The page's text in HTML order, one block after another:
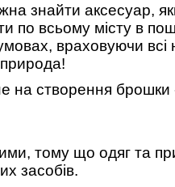
знайти аксесуар,
по всьому місту в
враховуючи
на створення брошки
тому що одяг та
засобів.